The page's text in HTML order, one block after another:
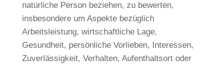
natürliche Person beziehen, zu bewerten,
insbesondere um Aspekte bezüglich
Arbeitsleistung, wirtschaftliche Lage,
Gesundheit, persönliche Vorlieben, Interessen,
Zuverlässigkeit, Verhalten, Aufenthaltsort oder